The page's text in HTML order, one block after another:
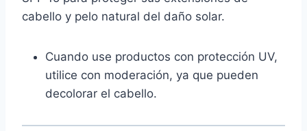
cabello y pelo natural del daño solar.
Cuando use productos con protección UV,
utilice con moderación, ya que pueden
decolorar el cabello.